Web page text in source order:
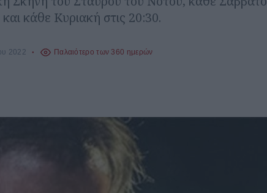
και κάθε Κυριακή στις 20:30.
2022 Παλαιότερο των 360 ημερών